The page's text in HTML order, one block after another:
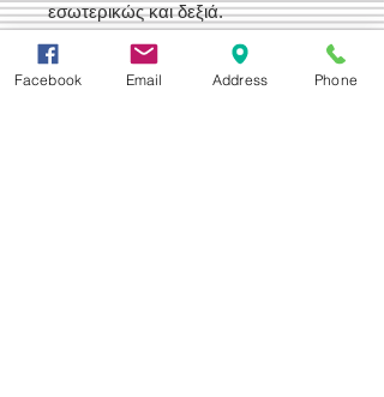
εσωτερικώς και δεξιά.
Το κάλυμμα είναι ραμμένο έτσι
ώστε να είναι σταθερό και να
Facebook Email Address Phone